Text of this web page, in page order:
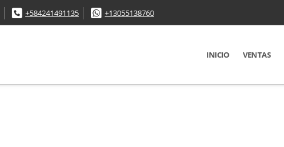
+584241491135 +13055138760
INICIO VENTAS